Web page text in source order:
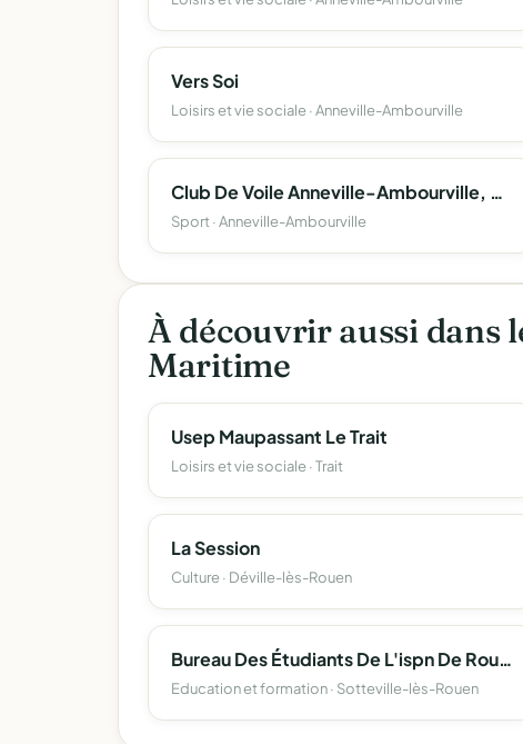
Vers Soi
Loisirs et vie sociale · Anneville-Ambourville
Club De Voile Anneville-Ambourville, Yville-Sur-Seine
Sport · Anneville-Ambourville
À découvrir aussi dans
Maritime
Usep Maupassant Le Trait
Loisirs et vie sociale · Trait
La Session
Culture · Déville-lès-Rouen
Bureau Des Étudiants De L'ispn De Rouen
Education et formation · Sotteville-lès-Rouen